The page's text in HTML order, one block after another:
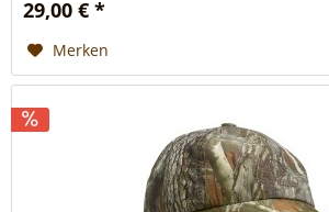
29,00 € *
Merken